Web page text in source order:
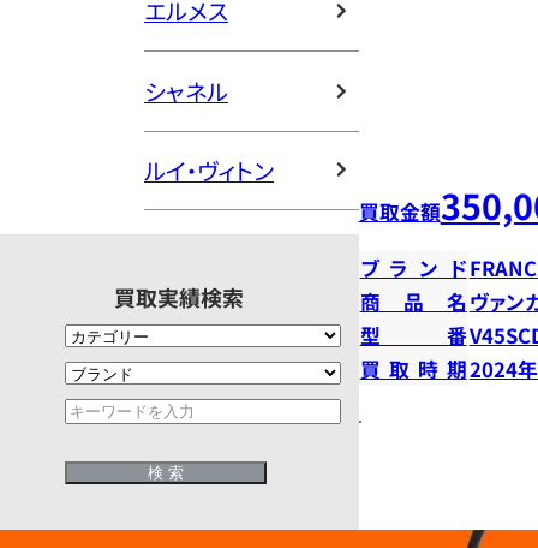
エルメス
シャネル
ルイ・ヴィトン
買取実績検索
買取金額
ブランド
商品名 ヴァン
型番
買取時期2024